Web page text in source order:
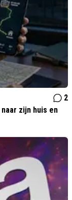
2
zijn huis en